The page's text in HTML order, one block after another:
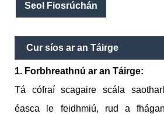
Seol Fiosrúchán
Cur síos ar an Táirge
1. Forbhreathnú ar an Táirge:
Tá cófraí ​​scagaire scála
éasca le feidhmiú, rud a